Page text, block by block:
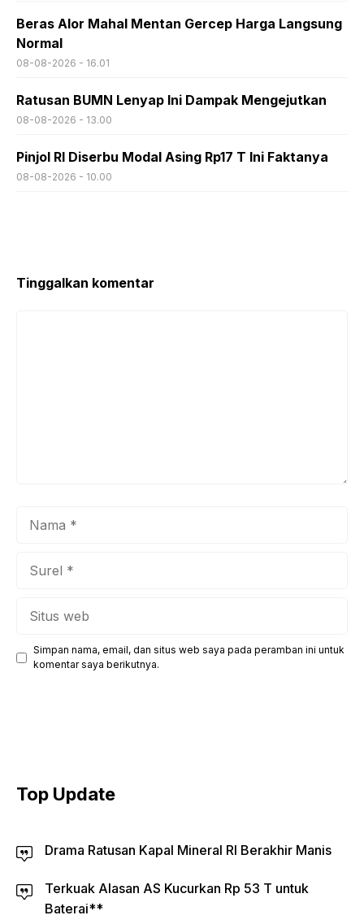
Beras Alor Mahal Mentan Gercep Harga Langsung
Normal
08-08-2026 - 16.01
Ratusan BUMN Lenyap Ini Dampak Mengejutkan
08-08-2026 - 13.00
Pinjol RI Diserbu Modal Asing Rp17 T Ini Faktanya
08-08-2026 - 10.00
Tinggalkan komentar
Simpan nama, email, dan situs web saya pada peramban ini untuk
komentar saya berikutnya.
Top Update
Drama Ratusan Kapal Mineral RI Berakhir Manis
Terkuak Alasan AS Kucurkan Rp 53 T untuk
Baterai**